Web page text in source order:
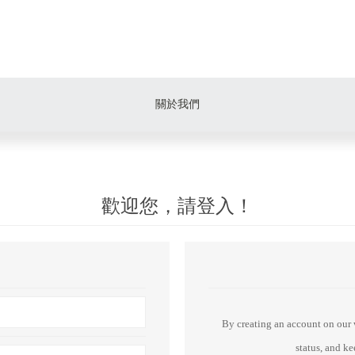
關於我們
歡迎您，請登入！
By creating an account on our
status, and